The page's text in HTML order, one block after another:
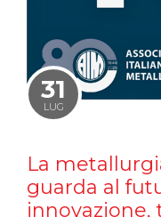
31
LUG
La
guarda al
innovazione,